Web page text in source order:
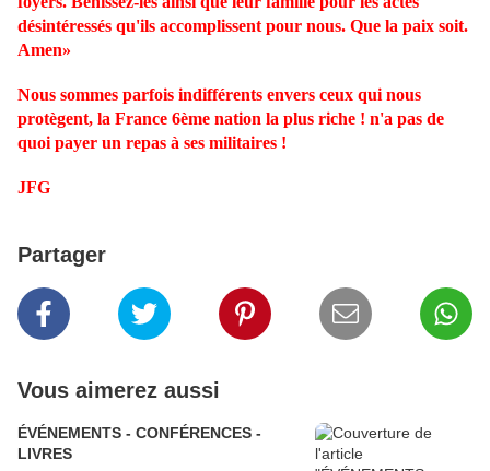
désintéressés qu'ils accomplissent pour nous. Que la paix soit.
Amen»
Nous sommes parfois indifférents envers ceux qui nous
protègent, la France 6ème nation la plus riche ! n'a pas de
quoi payer un repas à ses militaires !
JFG
Partager
Vous aimerez aussi
ÉVÉNEMENTS - CONFÉRENCES -
LIVRES